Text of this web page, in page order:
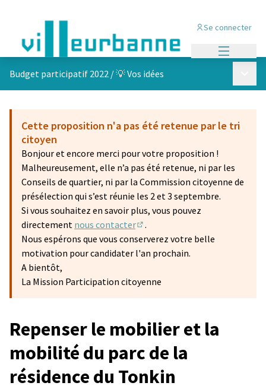
Se connecter
Budget participatif 2022 /💡 Vos idées
Cette proposition n'a pas été retenue par le tri
citoyen
Bonjour et encore merci pour votre proposition !
Malheureusement, elle n’a pas été retenue, ni par les
Conseils de quartier, ni par la Commission citoyenne de
présélection qui s’est réunie les 2 et 3 septembre.
Si vous souhaitez en savoir plus, vous pouvez
directement nous contacter
(S'ouvre dans un nouvel onglet)
.
Nous espérons que vous conserverez votre belle
motivation pour candidater l'an prochain.
A bientôt,
La Mission Participation citoyenne
Repenser le mobilier et la
mobilité du parc de la
résidence du Tonkin